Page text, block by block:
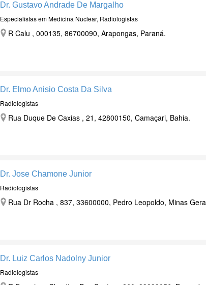
Dr. Gustavo Andrade De Margalho
Especialistas em Medicina Nuclear, Radiologistas
R Calu , 000135, 86700090, Arapongas, Paraná.
Dr. Elmo Anisio Costa Da Silva
Radiologistas
Rua Duque De Caxias , 21, 42800150, Camaçari, Bahia.
Dr. Jose Chamone Junior
Radiologistas
Rua Dr Rocha , 837, 33600000, Pedro Leopoldo, Minas
Dr. Luiz Carlos Nadolny Junior
Radiologistas